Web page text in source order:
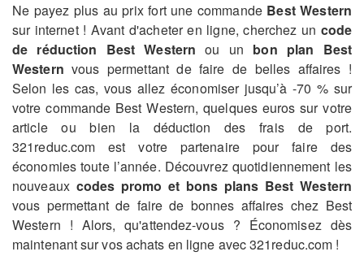
Ne payez plus au prix fort une commande Best Western
sur internet ! Avant d'acheter en ligne, cherchez un code
de réduction Best Western ou un bon plan Best
Western vous permettant de faire de belles affaires !
Selon les cas, vous allez économiser jusqu’à -70 % sur
votre commande Best Western, quelques euros sur votre
article ou bien la déduction des frais de port.
321reduc.com est votre partenaire pour faire des
économies toute l’année. Découvrez quotidiennement les
nouveaux codes promo et bons plans Best Western
vous permettant de faire de bonnes affaires chez Best
Western ! Alors, qu'attendez-vous ? Économisez dès
maintenant sur vos achats en ligne avec 321reduc.com !